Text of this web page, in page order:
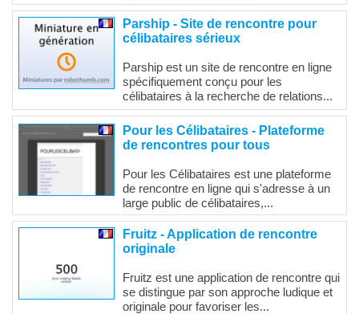
Parship - Site de rencontre pour
célibataires sérieux
Parship est un site de rencontre en ligne
spécifiquement conçu pour les
célibataires à la recherche de relations...
Pour les Célibataires - Plateforme
de rencontres pour tous
Pour les Célibataires est une plateforme
de rencontre en ligne qui s'adresse à un
large public de célibataires,...
Fruitz - Application de rencontre
originale
Fruitz est une application de rencontre qui
se distingue par son approche ludique et
originale pour favoriser les...